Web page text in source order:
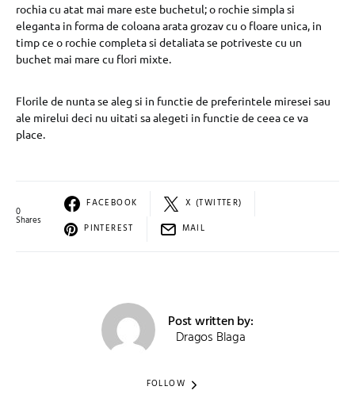
rochia cu atat mai mare este buchetul; o rochie simpla si
eleganta in forma de coloana arata grozav cu o floare unica, in
timp ce o rochie completa si detaliata se potriveste cu un
buchet mai mare cu flori mixte.
Florile de nunta se aleg si in functie de preferintele miresei sau
ale mirelui deci nu uitati sa alegeti in functie de ceea ce va
place.
0
Shares
FACEBOOK
X (TWITTER)
PINTEREST
MAIL
Post written by:
Dragos Blaga
FOLLOW